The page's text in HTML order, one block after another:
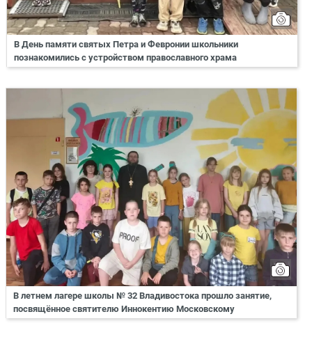
В День памяти святых Петра и Февронии школьники
познакомились с устройством православного храма
В летнем лагере школы № 32 Владивостока прошло занятие,
посвящённое святителю Иннокентию Московскому